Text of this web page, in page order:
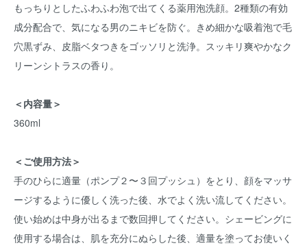
もっちりとしたふわふわ泡で出てくる薬用泡洗顔。2種類の有効
成分配合で、気になる男のニキビを防ぐ。きめ細かな吸着泡で毛
穴黒ずみ、皮脂ベタつきをゴッソリと洗浄。スッキリ爽やかなク
リーンシトラスの香り。
＜内容量＞
360ml
＜ご使用方法＞
手のひらに適量（ポンプ２〜３回プッシュ）をとり、顔をマッサ
ージするように優しく洗った後、水でよく洗い流してください。
使い始めは中身が出るまで数回押してください。シェービングに
使用する場合は、肌を充分にぬらした後、適量を塗ってお使いく